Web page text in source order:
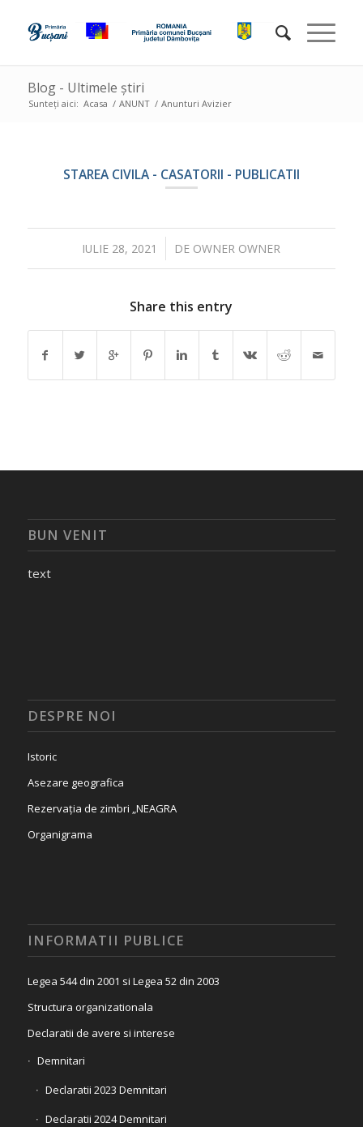
Blog - Ultimele știri
Sunteți aici: Acasa / ANUNT / Anunturi Avizier
STAREA CIVILA - CASATORII - PUBLICATII
IULIE 28, 2021
/ DE OWNER OWNER
Share this entry
BUN VENIT
text
DESPRE NOI
Istoric
Asezare geografica
Rezervația de zimbri „NEAGRA
Organigrama
INFORMATII PUBLICE
Legea 544 din 2001 si Legea 52 din 2003
Structura organizationala
Declaratii de avere si interese
Demnitari
Declaratii 2023 Demnitari
Declaratii 2024 Demnitari